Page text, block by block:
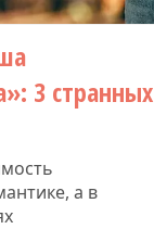
3 странных
а в